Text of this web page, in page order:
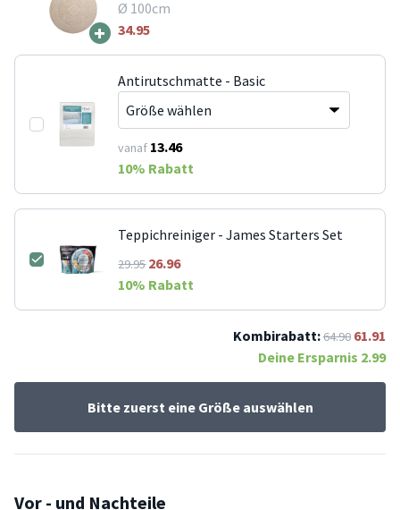
+
Ø 100cm
34.95
Antirutschmatte - Basic
vanaf 13.46
10% Rabatt
Teppichreiniger - James Starters Set
29.9526.96
10% Rabatt
Kombirabatt:64.90 61.91
Deine Ersparnis 2.99
Bitte zuerst eine Größe auswählen
Vor - und Nachteile